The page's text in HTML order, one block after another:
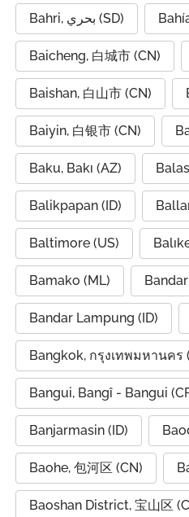
Bahri, بحري (SD)
Baicheng, 白城市 (CN)
Baishan, 白山市 (CN)
Baiyin, 白银市 (CN)
Baku, Bakı (AZ)
Balikpapan (ID)
Baltimore (US)
Bamako (ML)
Bandar Lampung (ID)
Bangkok, กรุงเทพมหานคร
Bangui, Bangî - Bangui
Banjarmasin (ID)
Baohe, 包河区 (CN)
Baoshan District, 宝山区